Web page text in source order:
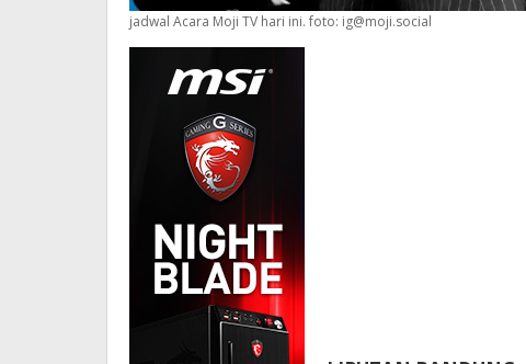
jadwal Acara Moji TV hari ini. foto: ig@moji.social